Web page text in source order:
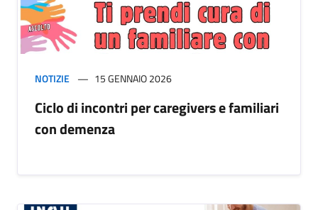
NOTIZIE 15 GENNAIO 2026
Ciclo di incontri per caregivers e familiari
con demenza